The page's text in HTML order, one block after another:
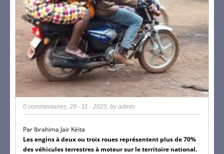
0 commentaires, 29 - 11 - 2025, byadmin
Par Ibrahima Jair Kéïta
Les engins à deux ou trois roues représentent plus de 70%
des véhicules terrestres à moteur sur le territoire national.